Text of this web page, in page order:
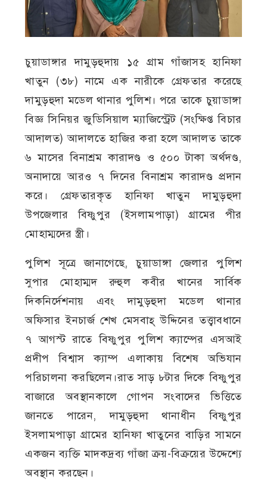
চুয়াডাঙ্গার দামুড়হুদায় ১৫ গ্রাম গাঁজাসহ হানিফা
খাতুন (৩৮) নামে এক নারীকে গ্রেফতার করেছে
দামুড়হুদা মডেল থানার পুলিশ। পরে তাকে চুয়াডাঙ্গা
বিজ্ঞ সিনিয়র জুডিসিয়াল ম্যাজিস্ট্রেট (সংক্ষিপ্ত বিচার
আদালত) আদালতে হাজির করা হলে আদালত তাকে
৬ মাসের বিনাশ্রম কারাদণ্ড ও ৫০০ টাকা অর্থদণ্ড,
অনাদায়ে আরও ৭ দিনের বিনাশ্রম কারাদণ্ড প্রদান
করে। গ্রেফতারকৃত হানিফা খাতুন দামুড়হুদা
উপজেলার বিষ্ণুপুর (ইসলামপাড়া) গ্রামের পীর
মোহাম্মদের স্ত্রী।
পুলিশ সূত্রে জানাগেছে, চুয়াডাঙ্গা জেলার পুলিশ
সুপার মোহাম্মদ রুহুল কবীর খানের সার্বিক
দিকনির্দেশনায় এবং দামুড়হুদা মডেল থানার
অফিসার ইনচার্জ শেখ মেসবাহ্ উদ্দিনের তত্ত্বাবধানে
৭ আগস্ট রাতে বিষ্ণুপুর পুলিশ ক্যাম্পের এসআই
প্রদীপ বিশ্বাস ক্যাম্প এলাকায় বিশেষ অভিযান
পরিচালনা করছিলেন।রাত সাড় ৮টার দিকে বিষ্ণুপুর
বাজারে অবস্থানকালে গোপন সংবাদের ভিত্তিতে
জানতে পারেন, দামুড়হুদা থানাধীন বিষ্ণুপুর
ইসলামপাড়া গ্রামের হানিফা খাতুনের বাড়ির সামনে
একজন ব্যক্তি মাদকদ্রব্য গাঁজা ক্রয়-বিক্রয়ের উদ্দেশ্যে
অবস্থান করছেন।